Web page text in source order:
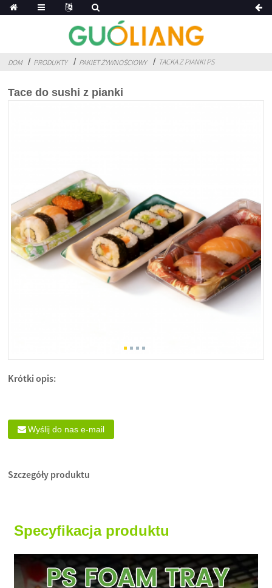
DOM PRODUKTY PAKIET ŻYWNOŚCIOWY TACKA Z PIANKI PS
Tace do sushi z pianki
Krótki opis:
Wyślij do nas e-mail
Szczegóły produktu
Specyfikacja produktu